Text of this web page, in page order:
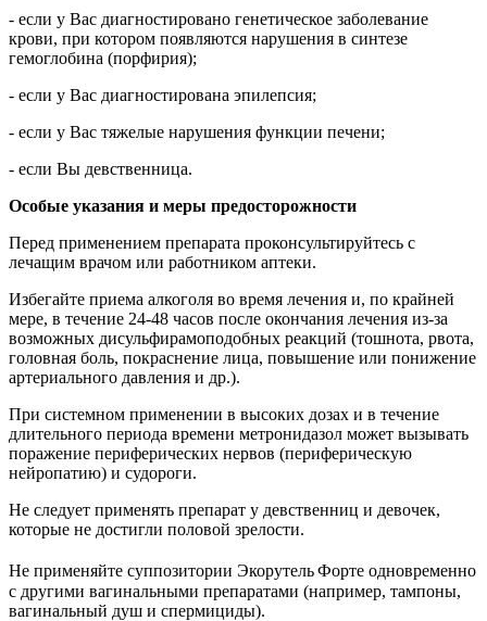
- если у Вас диагностировано генетическое заболевание
крови, при котором появляются нарушения в синтезе
гемоглобина (порфирия);
- если у Вас диагностирована эпилепсия;
- если у Вас тяжелые нарушения функции печени;
- если Вы девственница.
Особые указания и меры предосторожности
Перед применением препарата проконсультируйтесь с
лечащим врачом или работником аптеки.
Избегайте приема алкоголя во время лечения и, по крайней
мере, в течение 24-48 часов после окончания лечения из-за
возможных дисульфирамоподобных реакций (тошнота, рвота,
головная боль, покраснение лица, повышение или понижение
артериального давления и др.).
При системном применении в высоких дозах и в течение
длительного периода времени метронидазол может вызывать
поражение периферических нервов (периферическую
нейропатию) и судороги.
Не следует применять препарат у девственниц и девочек,
которые не достигли половой зрелости.
Не применяйте суппозитории ЭкорутельФорте одновременно
с другими вагинальными препаратами (например, тампоны,
вагинальный душ и спермициды).